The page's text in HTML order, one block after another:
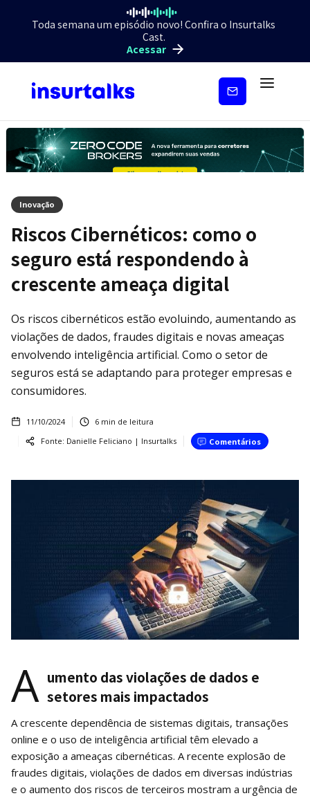
Toda semana um episódio novo! Confira o Insurtalks
Cast.
Acessar
Inscreva-
Inovação
Riscos Cibernéticos: como o
seguro está respondendo à
crescente ameaça digital
Os riscos cibernéticos estão evoluindo, aumentando as
violações de dados, fraudes digitais e novas ameaças
envolvendo inteligência artificial. Como o setor de
seguros está se adaptando para proteger empresas e
consumidores.
11/10/2024 6 min de leitura
Fonte: Danielle Feliciano | Insurtalks Comentários
A umento das violações de dados e
setores mais impactados
A crescente dependência de sistemas digitais, transações
online e o uso de inteligência artificial têm elevado a
exposição a ameaças cibernéticas. A recente explosão de
fraudes digitais, violações de dados em diversas indústrias
e o aumento dos riscos de terceiros mostram a urgência de